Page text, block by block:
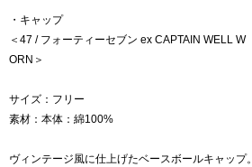
・キャップ
＜47 / フォーティーセブン ex CAPTAIN WELL W
ORN＞
サイズ：フリー
素材：本体：綿100%
ヴィンテージ風に仕上げたベースボールキャップ。